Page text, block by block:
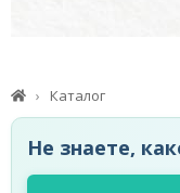
Каталог
Не знаете,